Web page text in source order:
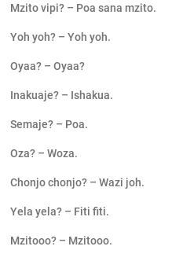
Mzito vipi? – Poa sana mzito.
Yoh yoh? – Yoh yoh.
Oyaa? – Oyaa?
Inakuaje? – Ishakua.
Semaje? – Poa.
Oza? – Woza.
Chonjo chonjo? – Wazi joh.
Yela yela? – Fiti fiti.
Mzitooo? – Mzitooo.